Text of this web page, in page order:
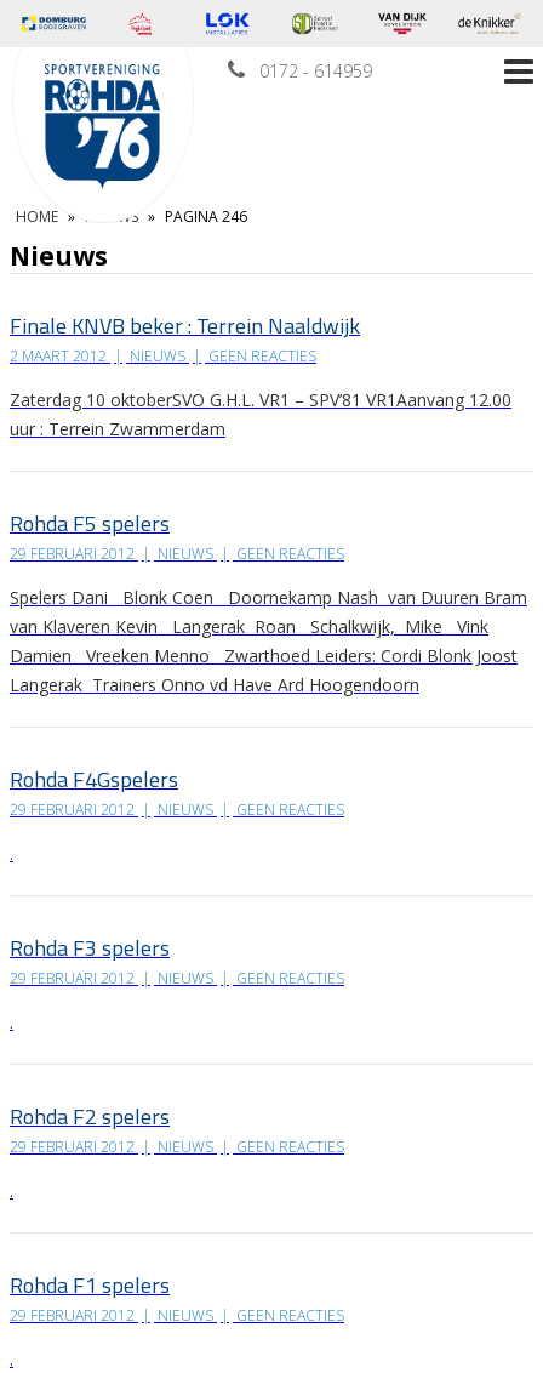
0172 - 614959
HOME » NIEUWS » PAGINA 246
Nieuws
Finale KNVB beker : Terrein Naaldwijk
2 MAART 2012 | NIEUWS | GEEN REACTIES
Zaterdag 10 oktoberSVO G.H.L. VR1 – SPV’81 VR1Aanvang 12.00
uur : Terrein Zwammerdam
Rohda F5 spelers
29 FEBRUARI 2012 | NIEUWS | GEEN REACTIES
Spelers Dani Blonk Coen Doornekamp Nash van Duuren Bram
van Klaveren Kevin Langerak Roan Schalkwijk, Mike Vink
Damien Vreeken Menno Zwarthoed Leiders: Cordi Blonk Joost
Langerak Trainers Onno vd Have Ard Hoogendoorn
Rohda F4Gspelers
29 FEBRUARI 2012 | NIEUWS | GEEN REACTIES
.
Rohda F3 spelers
29 FEBRUARI 2012 | NIEUWS | GEEN REACTIES
.
Rohda F2 spelers
29 FEBRUARI 2012 | NIEUWS | GEEN REACTIES
.
Rohda F1 spelers
29 FEBRUARI 2012 | NIEUWS | GEEN REACTIES
.